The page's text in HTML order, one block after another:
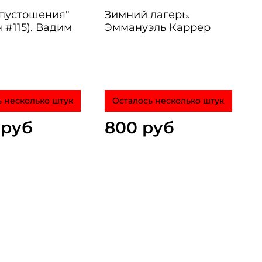
#115). Вадим
несколько штук
Зимний лагерь.
Эммануэль Каррер
Осталось несколько штук
800 руб